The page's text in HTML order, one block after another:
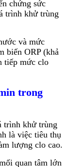
chứng sức
trình khử trùng
và mức
biến ORP (khả
tiếp mức clo
trong
trình khử trùng
là việc tiêu thụ
lượng clo cao.
quan tâm lớn